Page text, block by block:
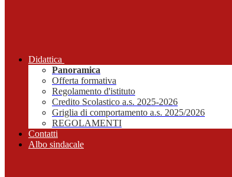
Didattica
Panoramica
Offerta formativa
Regolamento d'istituto
Credito Scolastico a.s. 2025-2026
Griglia di comportamento a.s. 2025/2026
REGOLAMENTI
Contatti
Albo sindacale